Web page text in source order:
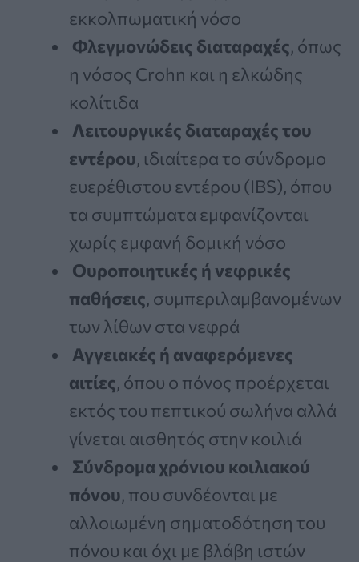
εκκολπωματική νόσο
Φλεγμονώδεις διαταραχές, όπως
η νόσος Crohn και η ελκώδης
κολίτιδα
Λειτουργικές διαταραχές του
εντέρου, ιδιαίτερα το σύνδρομο
ευερέθιστου εντέρου (IBS), όπου
τα συμπτώματα εμφανίζονται
χωρίς εμφανή δομική νόσο
Ουροποιητικές ή νεφρικές
παθήσεις, συμπεριλαμβανομένων
των λίθων στα νεφρά
Αγγειακές ή αναφερόμενες
αιτίες, όπου ο πόνος προέρχεται
εκτός του πεπτικού σωλήνα αλλά
γίνεται αισθητός στην κοιλιά
Σύνδρομα χρόνιου κοιλιακού
πόνου, που συνδέονται με
αλλοιωμένη σηματοδότηση του
πόνου και όχι με βλάβη ιστών